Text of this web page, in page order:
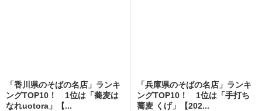
「香川県のそばの名店」ランキ
ングTOP10！ 1位は「蕎麦は
なれuotora」【...
「兵庫県のそばの名店」ランキ
ングTOP10！ 1位は「手打ち
蕎麦 くげ」【202...